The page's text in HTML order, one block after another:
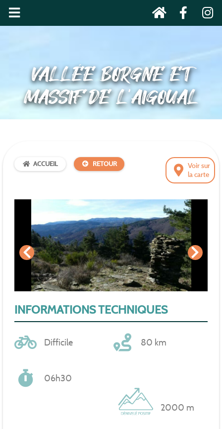
VALLÉE BORGNE ET
MASSIF DE L’AIGOUAL
Voir sur
la carte
ACCUEIL RETOUR
INFORMATIONS TECHNIQUES
Difficile 80 km
06h30
2000 m